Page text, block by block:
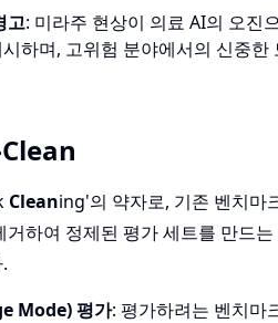
고: 미라주 현상이 의료 AI의 오진
하며, 고위험 분야에서의 신중한
Cleaning'의 약자로, 기존 벤치마
거하여 정제된 평가 세트를 만드
Mode) 평가: 평가하려는 벤치마